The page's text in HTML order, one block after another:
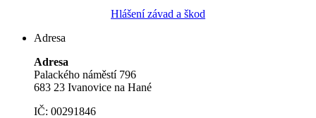
Hlášení závad a škod
Adresa
Adresa
Palackého náměstí 796
683 23 Ivanovice na Hané
IČ: 00291846